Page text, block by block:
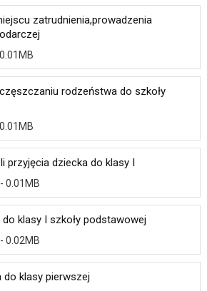
zatrudnienia,prowadzenia
rodzeństwa do szkoły
przyjęcia dziecka do klasy I
0.01MB
klasy I szkoły podstawowej
0.02MB
do klasy pierwszej